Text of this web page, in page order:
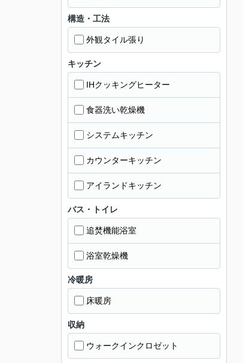
構造・工法
外観タイル張り
キッチン
IHクッキングヒーター
食器洗い乾燥機
システムキッチン
カウンターキッチン
アイランドキッチン
バス・トイレ
追焚機能浴室
浴室乾燥機
冷暖房
床暖房
収納
ウォークインクロゼット